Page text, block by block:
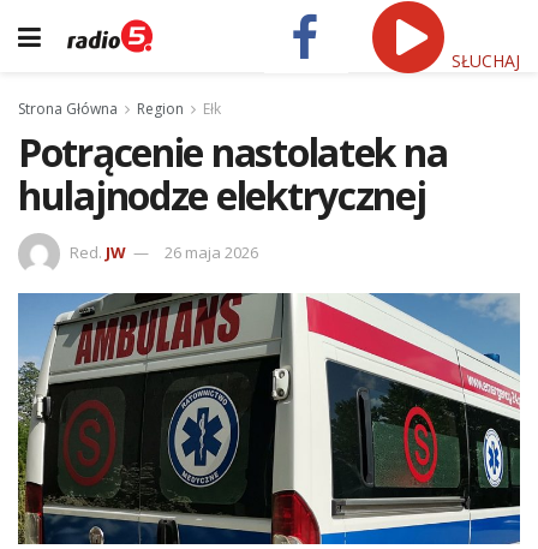
SŁUCHAJ
Strona Główna Region Ełk
Potrącenie nastolatek na
hulajnodze elektrycznej
Red. JW 26 maja 2026